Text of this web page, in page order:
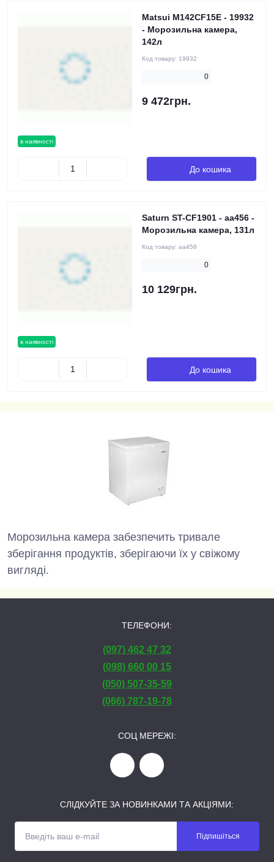
в наявності
Matsui M142CF15E - 19932
- Морозильна камера,
142л
Код товару: 19932
0
9 472грн.
До кошика
в наявності
Saturn ST-CF1901 - аа456 -
Морозильна камера, 131л
Код товару: аа456
0
10 129грн.
До кошика
Морозильна камера забезпечить тривале
зберігання продуктів, зберігаючи їх у свіжому
вигляді.
ТЕЛЕФОНИ:
(097) 462 47 32
(098) 660 00 15
(050) 507-35-59
(066) 787-19-78
СОЦ МЕРЕЖІ:
СЛІДКУЙТЕ ЗА НОВИНКАМИ ТА АКЦІЯМИ:
Підпишіться